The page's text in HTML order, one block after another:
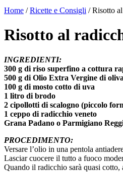
Home /Ricette e Consigli / Risotto
Risotto al
INGREDIENTI:
300 g di riso superfino a cottura
500 g di Olio Extra Vergine di oliva
100 g di mosto cotto di uva
1 litro di brodo
2 cipollotti di scalogno (piccolo
1 ceppo di radicchio veneto
Grana Padano o Parmigiano
PROCEDIMENTO:
Versare l’olio in una pentola
Lasciar cuocere il tutto a fuoco
Quando il radicchio sarà quasi